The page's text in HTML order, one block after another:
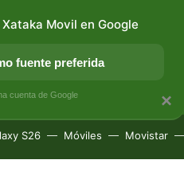
APLICACIONES
S26 Móviles Movistar
×
Movil en Google
fuente preferida
cuenta de Google